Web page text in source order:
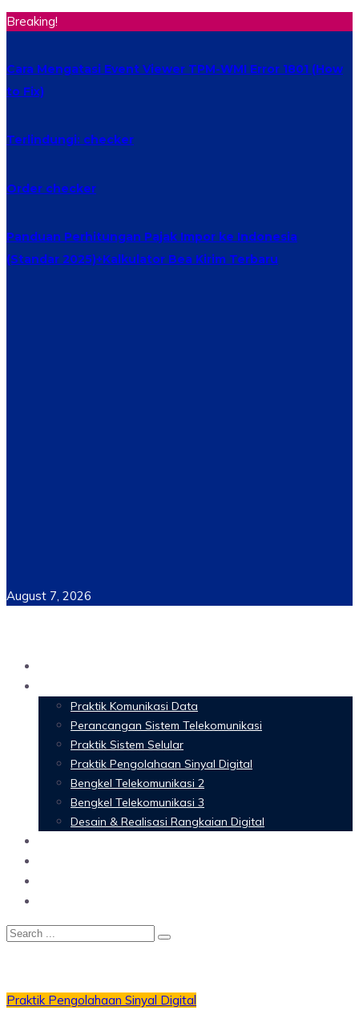
Breaking!
Cara Mengatasi Event Viewer TPM-WMI Error 1801 (How
to Fix)
Terlindungi: checker
Order checker
Panduan Perhitungan Pajak Impor ke Indonesia
(Standar 2025)+Kalkulator Bea Kirim Terbaru
August 7, 2026
Praktik Komunikasi Data
Perancangan Sistem Telekomunikasi
Praktik Sistem Selular
Praktik Pengolahaan Sinyal Digital
Bengkel Telekomunikasi 2
Bengkel Telekomunikasi 3
Desain & Realisasi Rangkaian Digital
Praktik Pengolahaan Sinyal Digital